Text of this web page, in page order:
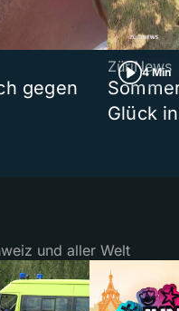
gegen
4 Min
ZüriNews
Glück
und aller Welt